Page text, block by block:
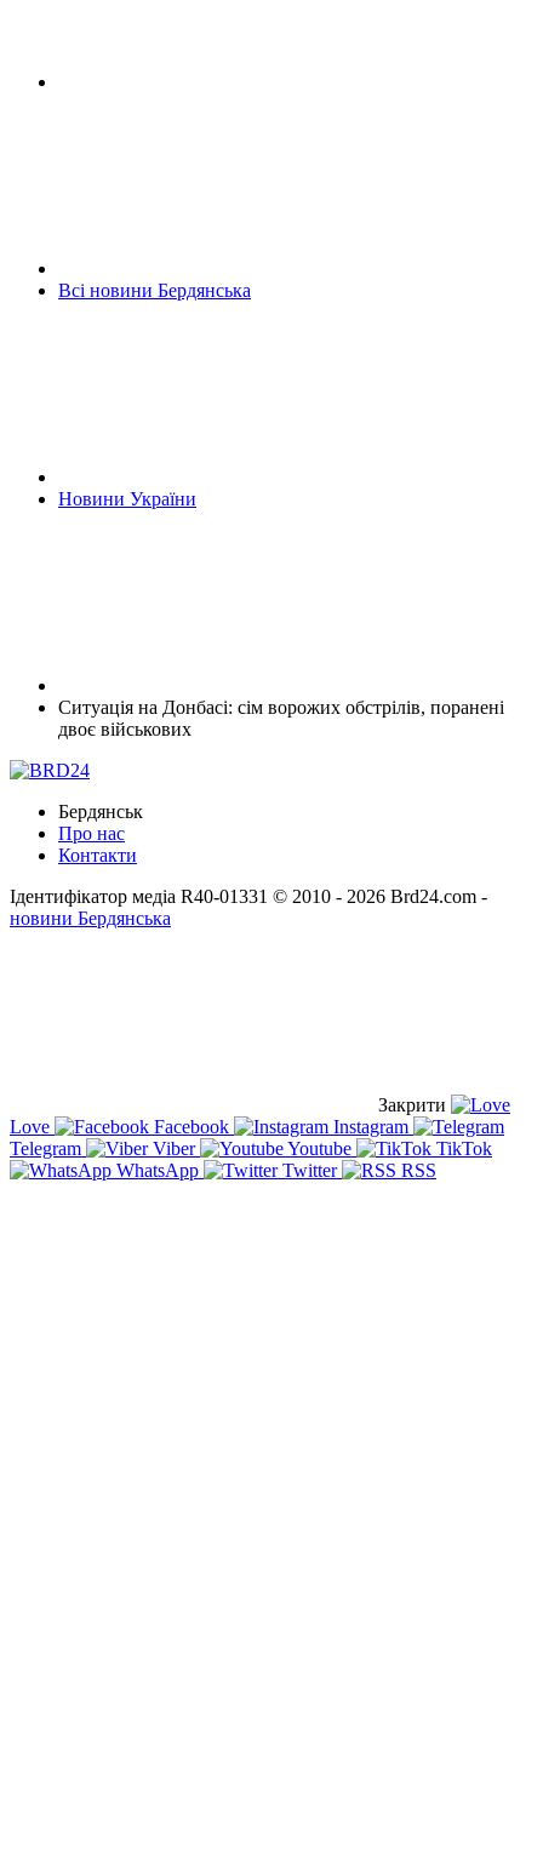
Всі новини Бердянська
Новини України
Ситуація на Донбасі: сім ворожих обстрілів, поранені
двоє військових
Бердянськ
Про нас
Контакти
Ідентифікатор медіа R40-01331 © 2010 - 2026 Brd24.com -
новини Бердянська
Закрити
Love
Facebook
Instagram
Telegram
Viber Youtube
TikTok
WhatsApp
Twitter RSS